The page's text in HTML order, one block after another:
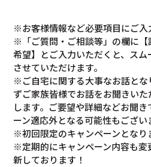
※お客様情報など必要項目にご入
※「ご質問・ご相談等」の欄に【
希望】とご入力いただくと、ス
させていただけます。
※ご自宅に関する大事なお話とな
ずご家族皆様でお話をお聞きい
します。ご要望や詳細などお聞
ーン適応外となる可能性もござい
※初回限定のキャンペーンとなり
※定期的にキャンペーン内容も変
新しております！